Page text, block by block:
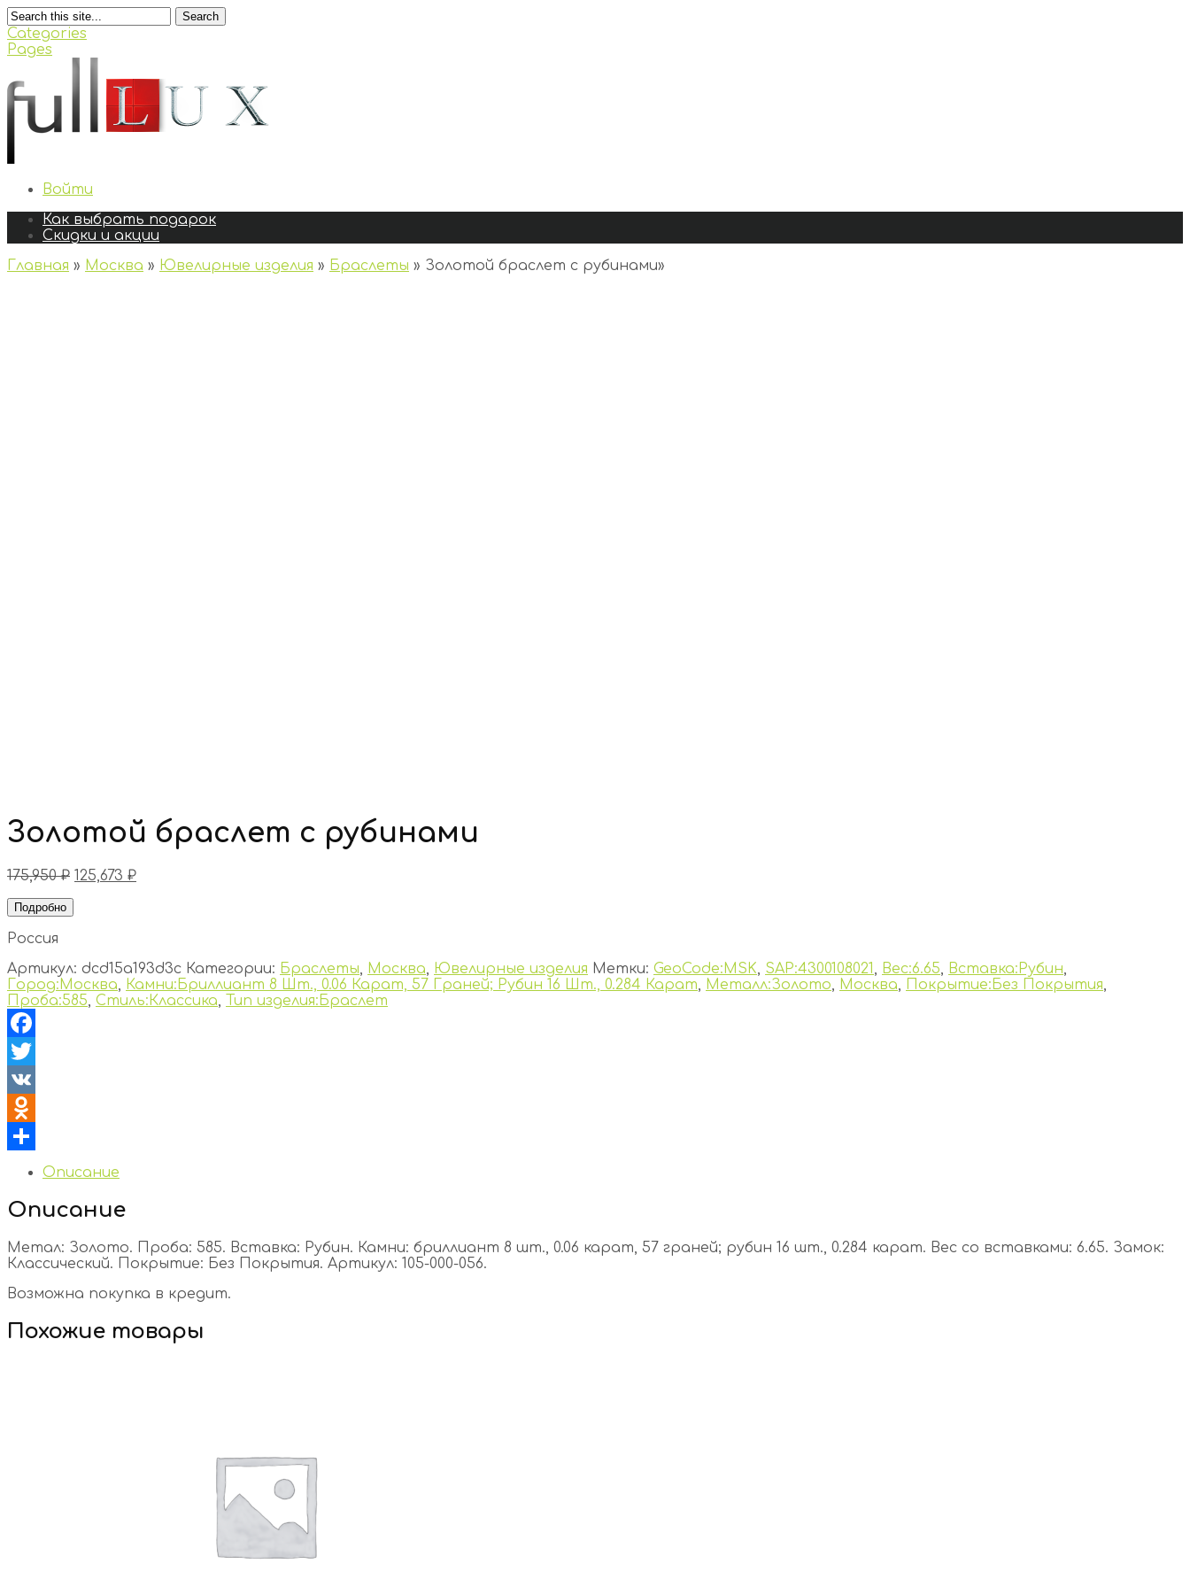
Search
Categories
Pages
Войти
Как выбрать подарок
Скидки и акции
Главная » Москва » Ювелирные изделия » Браслеты » Золотой браслет с рубинами»
Золотой браслет с рубинами
175,950₽ 125,673 ₽
Подробно
Россия
Артикул: dcd15a193d3c Категории: Браслеты, Москва, Ювелирные изделия Метки: GeoCode:MSK, SAP:4300108021, Вес:6.65, Вставка:Рубин,
Город:Москва, Камни:Бриллиант 8 Шт., 0.06 Карат, 57 Граней; Рубин 16 Шт., 0.284 Карат, Металл:Золото, Москва, Покрытие:Без Покрытия,
Проба:585, Стиль:Классика, Тип изделия:Браслет
Facebook
Twitter
VK
Odnoklassniki
Отправить
Описание
Описание
Метал: Золото. Проба: 585. Вставка: Рубин. Камни: бриллиант 8 шт., 0.06 карат, 57 граней; рубин 16 шт., 0.284 карат. Вес со вставками: 6.65. Замок:
Классический. Покрытие: Без Покрытия. Артикул: 105-000-056.
Возможна покупка в кредит.
Похожие товары